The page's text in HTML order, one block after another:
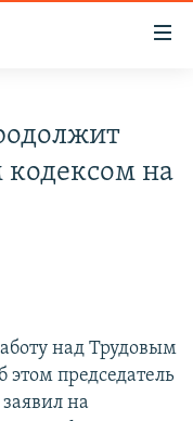
кодексом на
над Трудовым
председатель
на